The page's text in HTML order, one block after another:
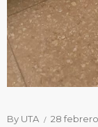
By UTA 28